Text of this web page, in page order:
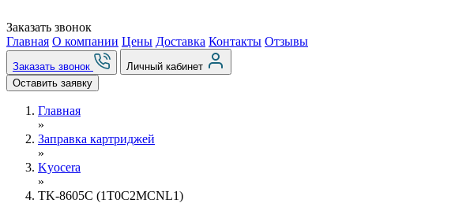
Заказать звонок
Главная О компании Цены Доставка Контакты Отзывы
Заказать звонок
Личный кабинет
Оставить заявку
Главная
»
Заправка картриджей
»
Kyocera
»
TK-8605C (1T0C2MCNL1)